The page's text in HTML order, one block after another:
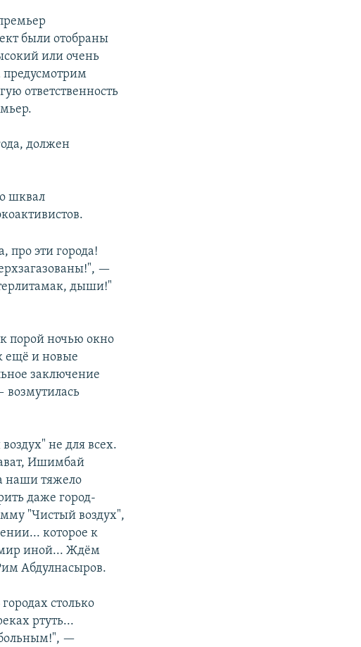
были отобраны
или очень
предусмотрим
ответственность
должен
шквал
про эти города!
—
дыши!"
порой ночью окно
ещё и новые
заключение
возмутилась
не для всех.
Ишимбай
наши тяжело
даже город-
"Чистый воздух",
которое к
мир иной... Ждём
Абдулнасыров.
столько
ртуть...
—